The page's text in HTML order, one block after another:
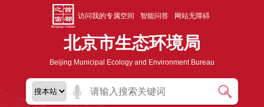
访问我的专属空间 智能问答 网站无障碍
北京市生态环境局
Beijing Municipal Ecology and Environment Bureau